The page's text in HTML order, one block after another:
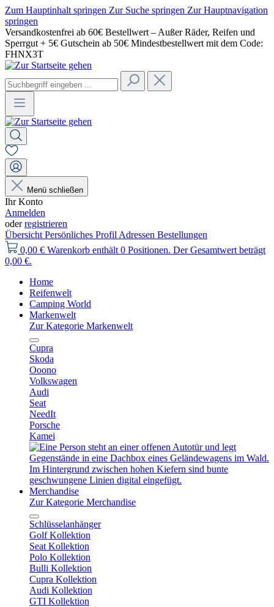
Zum Hauptinhalt springen Zur Suche springen Zur Hauptnavigation
springen
Versandkostenfrei ab 60€ Bestellwert – Außer Räder, Reifen und
Sperrgut + 5€ Gutschein ab 50€ Mindestbestellwert mit dem Code:
FHNX3T
Menü schließen
Ihr Konto
Anmelden
oderregistrieren
Übersicht Persönliches Profil Adressen Bestellungen
0,00 € Warenkorb enthält 0 Positionen. Der Gesamtwert beträgt
0,00 €.
Home
Reifenwelt
Camping World
Markenwelt
Zur Kategorie Markenwelt
Cupra
Skoda
Ooono
Volkswagen
Audi
Seat
NeedIt
Porsche
Kamei
Merchandise
Zur Kategorie Merchandise
Schlüsselanhänger
Golf Kollektion
Seat Kollektion
Polo Kollektion
Bulli Kollektion
Cupra Kollektion
Audi Kollektion
GTI Kollektion